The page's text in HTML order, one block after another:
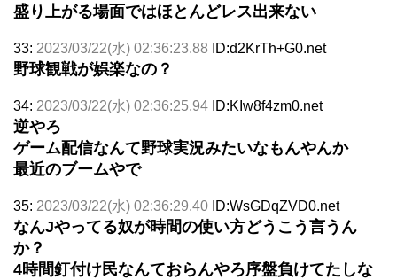
盛り上がる場面ではほとんどレス出来ない
33: 2023/03/22(水) 02:36:23.88 ID:d2KrTh+G0.net
野球観戦が娯楽なの？
34: 2023/03/22(水) 02:36:25.94 ID:KIw8f4zm0.net
逆やろ
ゲーム配信なんて野球実況みたいなもんやんか
最近のブームやで
35: 2023/03/22(水) 02:36:29.40 ID:WsGDqZVD0.net
なんJやってる奴が時間の使い方どうこう言うん
か？
4時間釘付け民なんておらんやろ序盤負けてたしな